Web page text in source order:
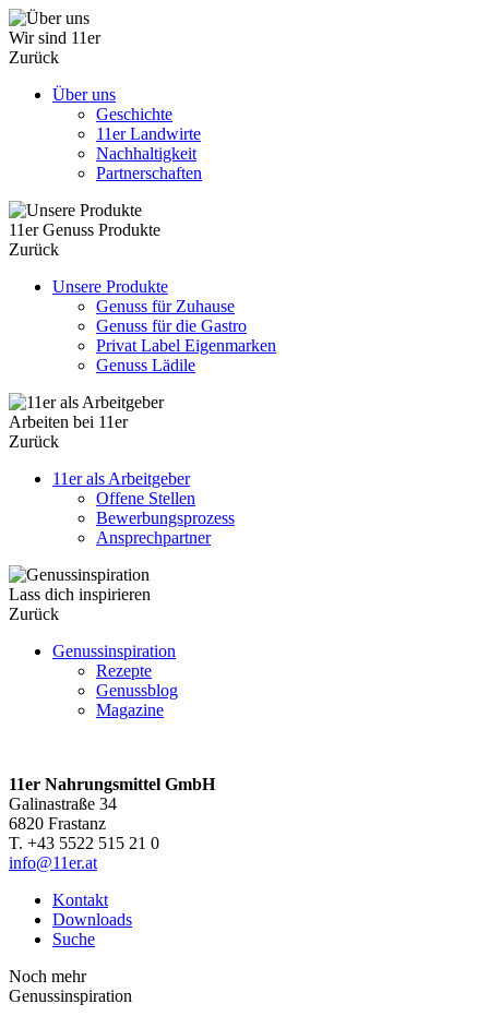
Wir sind 11er
Zurück
Über uns
Geschichte
11er Landwirte
Nachhaltigkeit
Partnerschaften
11er Genuss Produkte
Zurück
Unsere Produkte
Genuss für Zuhause
Genuss für die Gastro
Privat Label Eigenmarken
Genuss Lädile
Arbeiten bei 11er
Zurück
11er als Arbeitgeber
Offene Stellen
Bewerbungsprozess
Ansprechpartner
Lass dich inspirieren
Zurück
Genussinspiration
Rezepte
Genussblog
Magazine
11er Nahrungsmittel GmbH
Galinastraße 34
6820 Frastanz
T. +43 5522 515 21 0
info@11er.at
Kontakt
Downloads
Suche
Noch mehr
Genussinspiration